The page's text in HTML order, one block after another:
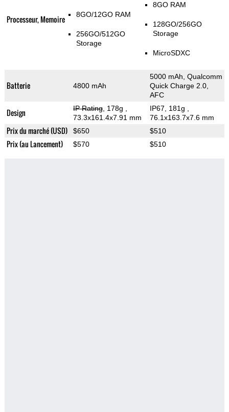
Processeur, Memoire 8GO/12GO RAM
256GO/512GO
Storage
8GO RAM
128GO/256GO
Storage
MicroSDXC
Batterie 4800 mAh
5000 mAh, Qualcomm
Quick Charge 2.0,
AFC
Design IP Rating, 178g
73.3x161.4x7.91 mm
IP67, 181g
76.1x163.7x7.6 mm
Prix du marché (USD) $650 $510
Prix (au Lancement) $570 $510